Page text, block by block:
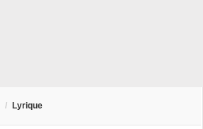
/ Lyrique